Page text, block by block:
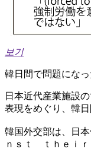
보기
韓日間で問題にな
日本近代産業施設
表現をめぐり、韓
韓国外交部は、日
ｎｓｔ ｔｈｅｉ